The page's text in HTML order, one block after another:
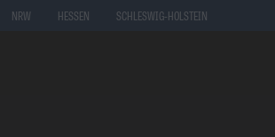
NRW HESSEN SCHLESWIG-HOLSTEIN